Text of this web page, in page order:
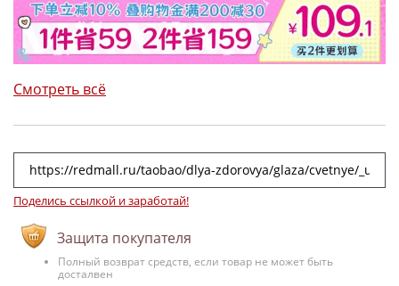
Смотреть всё
Поделись ссылкой и заработай!
Защита покупателя
Полный возврат средств, если товар не может быть
досталвен